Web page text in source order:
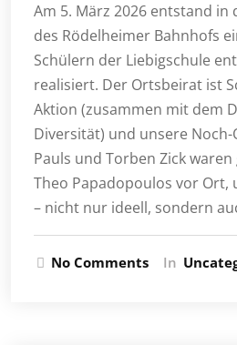
Am 5. März 2026 entstand
des Rödelheimer Bahnhofs
Schülern der Liebigschule
realisiert. Der Ortsbeirat ist
Aktion (zusammen mit dem
Diversität) und unsere
Pauls und Torben Zick
Theo Papadopoulos vor
– nicht nur ideell, sondern
No Comments In